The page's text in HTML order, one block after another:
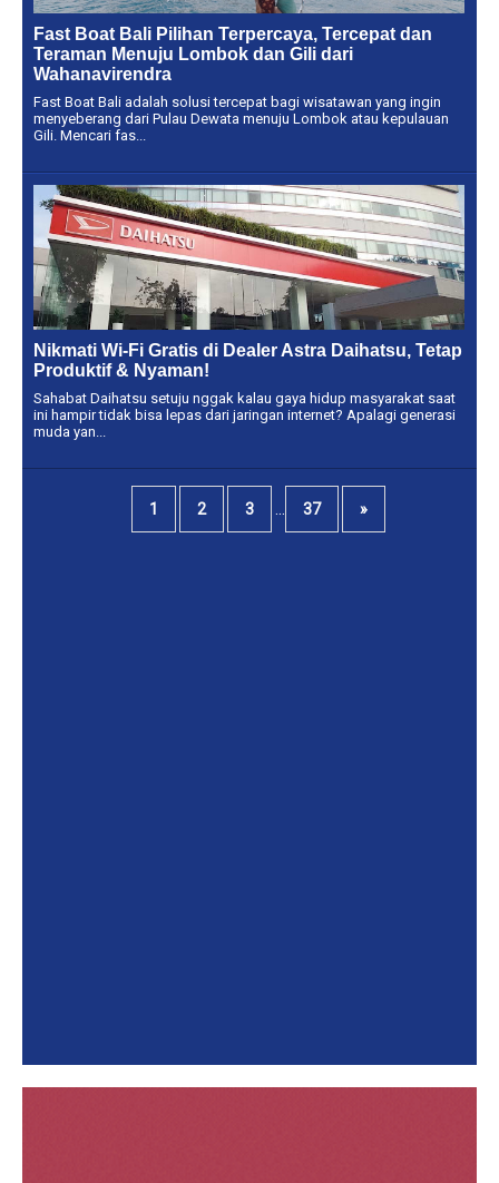
Fast Boat Bali Pilihan Terpercaya, Tercepat dan
Teraman Menuju Lombok dan Gili dari
Wahanavirendra
Fast Boat Bali adalah solusi tercepat bagi wisatawan yang ingin
menyeberang dari Pulau Dewata menuju Lombok atau kepulauan
Gili. Mencari fas...
Nikmati Wi-Fi Gratis di Dealer Astra Daihatsu, Tetap
Produktif & Nyaman!
Sahabat Daihatsu setuju nggak kalau gaya hidup masyarakat saat
ini hampir tidak bisa lepas dari jaringan internet? Apalagi generasi
muda yan...
1 2 3 ... 37 »